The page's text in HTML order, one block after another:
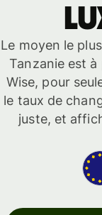
Le moyen le
Tanzanie est
Wise, pour
le taux de
juste, et